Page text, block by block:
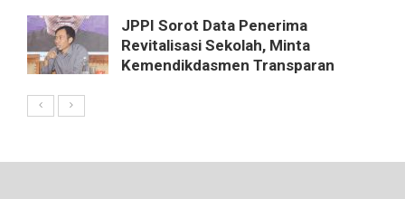
JPPI Sorot Data Penerima
Revitalisasi Sekolah, Minta
Kemendikdasmen Transparan